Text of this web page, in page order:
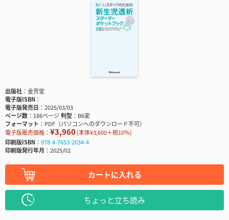
出版社
金芳堂
電子版ISBN
電子版発売日
2025/03/03
ページ数
186ページ判型
B6変
フォーマット
PDF（パソコンへのダウンロード不可）
電子版販売価格： ¥3,960(本体¥3,600＋税10％)
印刷版ISBN
978-4-7653-2034-4
印刷版発行年月
2025/02
カートに入れる
ちょっと立ち読み